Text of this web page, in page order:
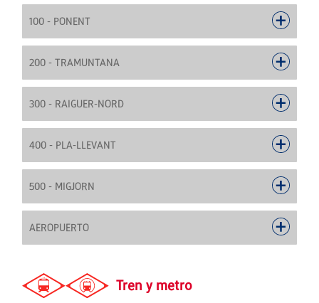
100 - PONENT
200 - TRAMUNTANA
300 - RAIGUER-NORD
400 - PLA-LLEVANT
500 - MIGJORN
AEROPUERTO
Tren y metro